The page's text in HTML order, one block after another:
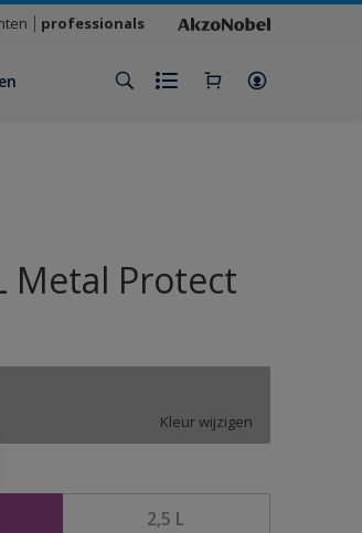
professionals
Metal Protect
Kleur wijzigen
2,5 L